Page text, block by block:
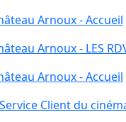
Arnoux - Accueil
Arnoux - LES
Arnoux - Accueil
Client du